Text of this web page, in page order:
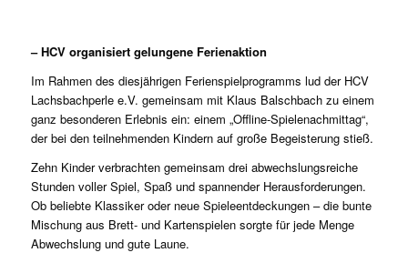
– HCV organisiert gelungene Ferienaktion
Im Rahmen des diesjährigen Ferienspielprogramms lud der HCV
Lachsbachperle e.V. gemeinsam mit Klaus Balschbach zu einem
ganz besonderen Erlebnis ein: einem „Offline-Spielenachmittag“,
der bei den teilnehmenden Kindern auf große Begeisterung stieß.
Zehn Kinder verbrachten gemeinsam drei abwechslungsreiche
Stunden voller Spiel, Spaß und spannender Herausforderungen.
Ob beliebte Klassiker oder neue Spieleentdeckungen – die bunte
Mischung aus Brett- und Kartenspielen sorgte für jede Menge
Abwechslung und gute Laune.